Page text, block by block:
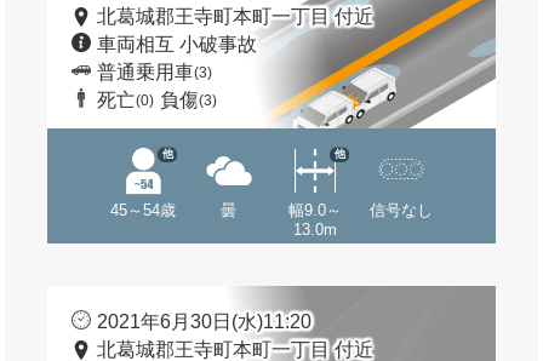
北葛城郡王寺町本町一丁目 付近
車両相互 小破事故
普通乗用車(3)
死亡(0) 負傷(3)
45～54歳
他
曇
幅9.0～
13.0m
他
信号なし
2021年6月30日(水)11:20
北葛城郡王寺町本町一丁目 付近